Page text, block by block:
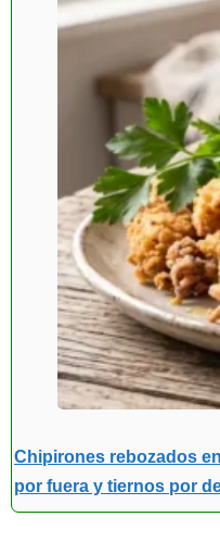
Chipirones rebozados
por fuera y tiernos por